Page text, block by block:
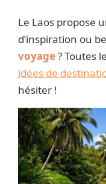
Le Laos propose
d’inspiration ou
voyage? Toutes
idées de
hésiter !